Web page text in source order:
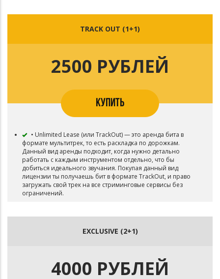
TRACK OUT (1+1)
2500 РУБЛЕЙ
КУПИТЬ
• Unlimited Lease (или TrackOut) — это аренда бита в
формате мультитрек, то есть раскладка по дорожкам.
Данный вид аренды подходит, когда нужно детально
работать с каждым инструментом отдельно, что бы
добиться идеального звучания. Покупая данный вид
лицензии ты получаешь бит в формате TrackOut, и право
загружать свой трек на все стриминговые сервисы без
ограничений.
EXCLUSIVE (2+1)
4000 РУБЛЕЙ